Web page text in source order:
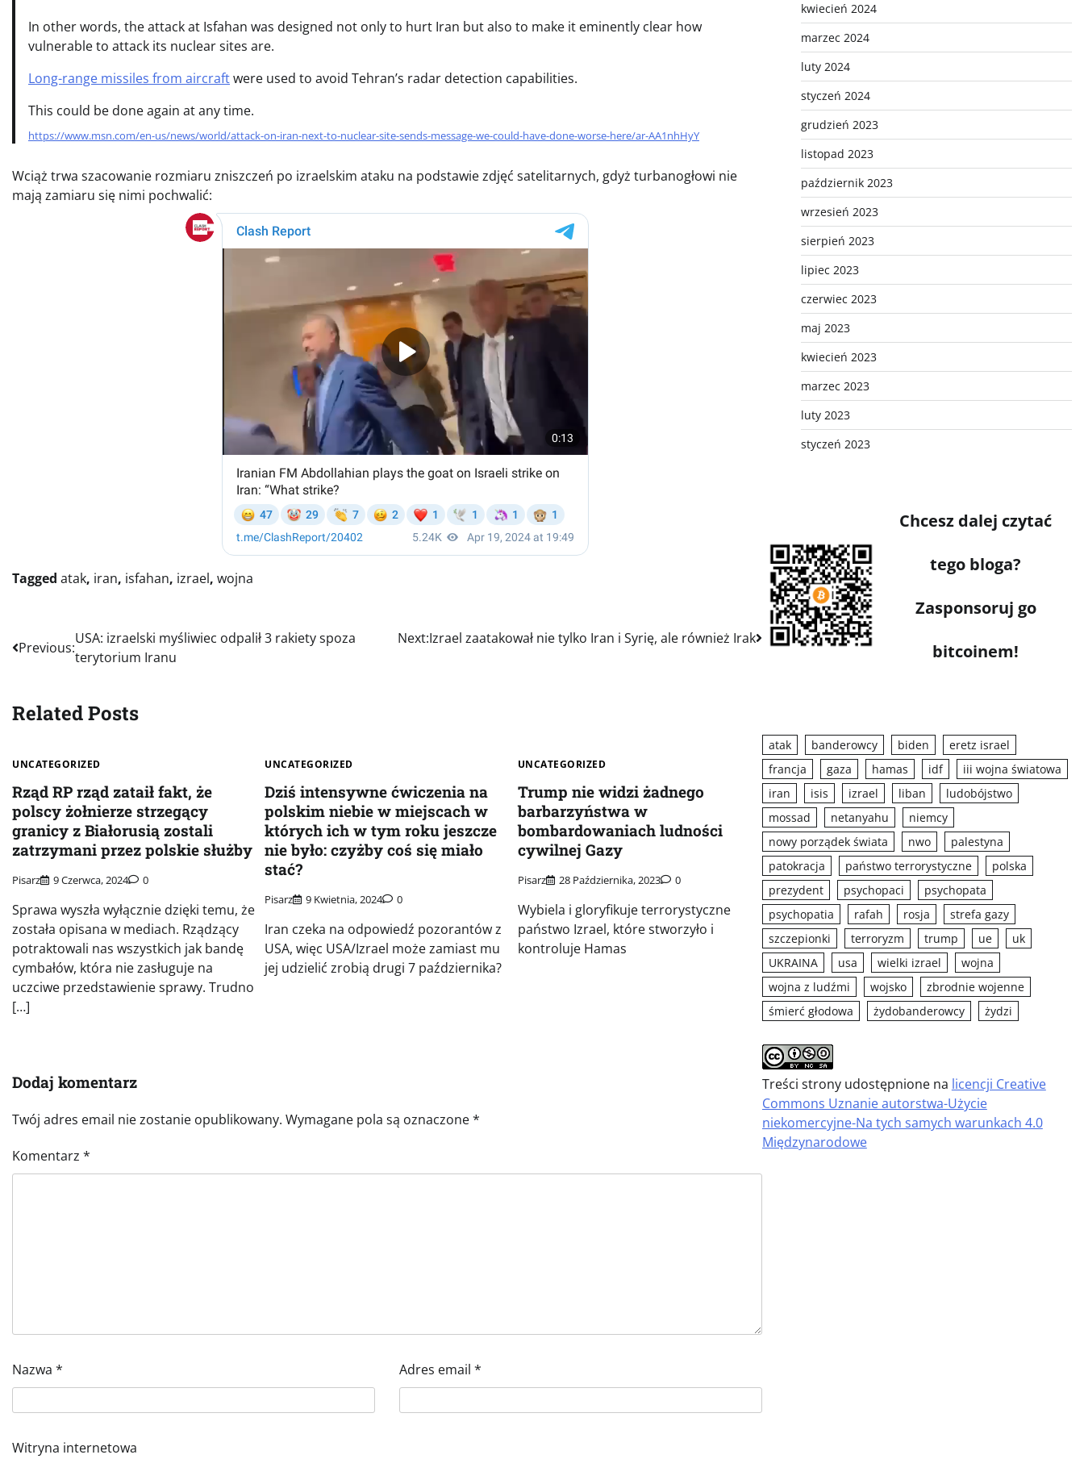
In other words, the attack at Isfahan was designed not only to hurt Iran but also to make it eminently clear how
vulnerable to attack its nuclear sites are.
Long-range missiles from aircraftwere used to avoid Tehran’s radar detection capabilities.
This could be done again at any time.
https://www.msn.com/en-us/news/world/attack-on-iran-next-to-nuclear-site-sends-message-we-could-have-done-worse-here/ar-AA1nhHyY
Wciąż trwa szacowanie rozmiaru zniszczeń po izraelskim ataku na podstawie zdjęć satelitarnych, gdyż turbanogłowi nie
mają zamiaru się nimi pochwalić:
Tagged atak, iran, isfahan, izrael, wojna
Nawigacja
Previous:
USA: izraelski myśliwiec odpalił 3 rakiety spoza
terytorium Iranu
Next:Izrael zaatakował nie tylko Iran i Syrię, ale również Irak
Related Posts
UNCATEGORIZED
Rząd RP rząd zataił fakt, że
polscy żołnierze strzegący
granicy z Białorusią zostali
zatrzymani przez polskie służby
Pisarz 9 Czerwca, 2024 0
Sprawa wyszła wyłącznie dzięki temu, że
została opisana w mediach. Rządzący
potraktowali nas wszystkich jak bandę
cymbałów, która nie zasługuje na
uczciwe przedstawienie sprawy. Trudno
[…]
UNCATEGORIZED
Dziś intensywne ćwiczenia na
polskim niebie w miejscach w
których ich w tym roku jeszcze
nie było: czyżby coś się miało
stać?
Pisarz 9 Kwietnia, 2024 0
Iran czeka na odpowiedź pozorantów z
USA, więc USA/Izrael może zamiast mu
jej udzielić zrobią drugi 7 października?
UNCATEGORIZED
Trump nie widzi żadnego
barbarzyństwa w
bombardowaniach ludności
cywilnej Gazy
Pisarz 28 Października, 2023 0
Wybiela i gloryfikuje terrorystyczne
państwo Izrael, które stworzyło i
kontroluje Hamas
Dodaj komentarz
Twój adres email nie zostanie opublikowany. Wymagane pola są oznaczone*
Komentarz *
Nazwa * Adres email *
Witryna internetowa
kwiecień 2024
marzec 2024
luty 2024
styczeń 2024
grudzień 2023
listopad 2023
październik 2023
wrzesień 2023
sierpień 2023
lipiec 2023
czerwiec 2023
maj 2023
kwiecień 2023
marzec 2023
luty 2023
styczeń 2023
Chcesz dalej czytać
tego bloga?
Zasponsoruj go
bitcoinem!
atak banderowcy biden
eretz israel
francja
gaza hamas idf
iii wojna światowa
iran
isis izrael liban
ludobójstwo
mossad
netanyahu
niemcy
nowy porządek świata
nwo
palestyna
patokracja
państwo terrorystyczne
polska
prezydent
psychopaci
psychopata
psychopatia
rafah rosja
strefa gazy
szczepionki
terroryzm trump ue
uk
UKRAINA
usa wielki izrael
wojna
wojna z ludźmi
wojsko
zbrodnie wojenne
śmierć głodowa
żydobanderowcy żydzi
Treści strony udostępnione na licencji Creative
Commons Uznanie autorstwa-Użycie
niekomercyjne-Na tych samych warunkach 4.0
Międzynarodowe